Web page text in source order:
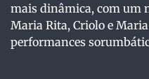
mais dinâmica, com um
Maria Rita, Criolo e
performances